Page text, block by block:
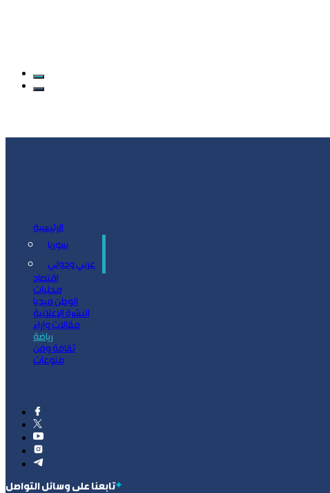
الرئيسية
سوريا
عربي ودولي
اقتصاد
محليات
الوطن ميديا
النشرة الإعلانية
مقالات وآراء
رياضة
ثقافة وفن
منوعات
‫تابعنا على وسائل التواصل